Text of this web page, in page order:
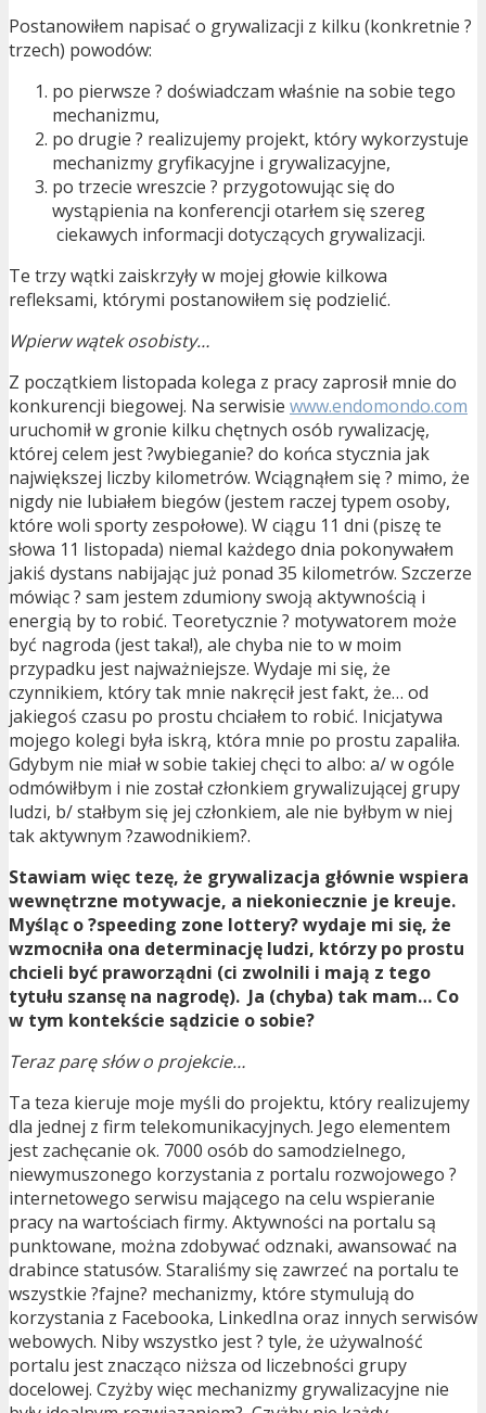
Postanowiłem napisać o grywalizacji z kilku (konkretnie ?
trzech) powodów:
po pierwsze ? doświadczam właśnie na sobie tego
mechanizmu,
po drugie ? realizujemy projekt, który wykorzystuje
mechanizmy gryfikacyjne i grywalizacyjne,
po trzecie wreszcie ? przygotowując się do
wystąpienia na konferencji otarłem się szereg
ciekawych informacji dotyczących grywalizacji.
Te trzy wątki zaiskrzyły w mojej głowie kilkowa
refleksami, którymi postanowiłem się podzielić.
Wpierw wątek osobisty…
Z początkiem listopada kolega z pracy zaprosił mnie do
konkurencji biegowej. Na serwisie www.endomondo.com
uruchomił w gronie kilku chętnych osób rywalizację,
której celem jest ?wybieganie? do końca stycznia jak
największej liczby kilometrów. Wciągnąłem się ? mimo, że
nigdy nie lubiałem biegów (jestem raczej typem osoby,
które woli sporty zespołowe). W ciągu 11 dni (piszę te
słowa 11 listopada) niemal każdego dnia pokonywałem
jakiś dystans nabijając już ponad 35 kilometrów. Szczerze
mówiąc ? sam jestem zdumiony swoją aktywnością i
energią by to robić. Teoretycznie ? motywatorem może
być nagroda (jest taka!), ale chyba nie to w moim
przypadku jest najważniejsze. Wydaje mi się, że
czynnikiem, który tak mnie nakręcił jest fakt, że… od
jakiegoś czasu po prostu chciałem to robić. Inicjatywa
mojego kolegi była iskrą, która mnie po prostu zapaliła.
Gdybym nie miał w sobie takiej chęci to albo: a/ w ogóle
odmówiłbym i nie został członkiem grywalizującej grupy
ludzi, b/ stałbym się jej członkiem, ale nie byłbym w niej
tak aktywnym ?zawodnikiem?.
Stawiam więc tezę, że grywalizacja głównie wspiera
wewnętrzne motywacje, a niekoniecznie je kreuje.
Myśląc o ?speeding zone lottery? wydaje mi się, że
wzmocniła ona determinację ludzi, którzy po prostu
chcieli być praworządni (ci zwolnili i mają z tego
tytułu szansę na nagrodę). Ja (chyba) tak mam… Co
w tym kontekście sądzicie o sobie?
Teraz parę słów o projekcie…
Ta teza kieruje moje myśli do projektu, który realizujemy
dla jednej z firm telekomunikacyjnych. Jego elementem
jest zachęcanie ok. 7000 osób do samodzielnego,
niewymuszonego korzystania z portalu rozwojowego ?
internetowego serwisu mającego na celu wspieranie
pracy na wartościach firmy. Aktywności na portalu są
punktowane, można zdobywać odznaki, awansować na
drabince statusów. Staraliśmy się zawrzeć na portalu te
wszystkie ?fajne? mechanizmy, które stymulują do
korzystania z Facebooka, LinkedIna oraz innych serwisów
webowych. Niby wszystko jest ? tyle, że używalność
portalu jest znacząco niższa od liczebności grupy
docelowej. Czyżby więc mechanizmy grywalizacyjne nie